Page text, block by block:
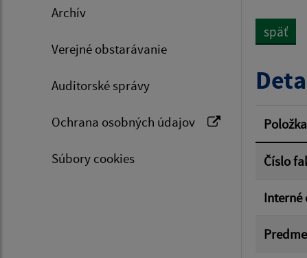
Archív
Verejné obstarávanie
Auditorské správy
Ochrana osobných údajov
Súbory cookies
Suma
späť
Položka
Číslo
Interné